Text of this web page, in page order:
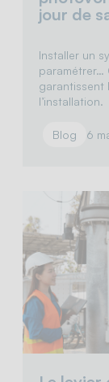
jour de
Installer un
paramétrer…
garantissent
l’installation.
Blog 6